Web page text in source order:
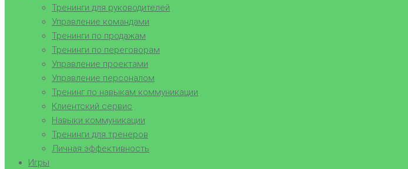
Тренинги для руководителей
Управление командами
Тренинги по продажам
Тренинги по переговорам
Управление проектами
Управление персоналом
Тренинг по навыкам коммуникации
Клиентский сервис
Навыки коммуникации
Тренинги для тренеров
Личная эффективность
Игры